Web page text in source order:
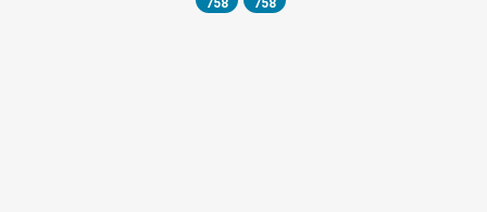
758 758